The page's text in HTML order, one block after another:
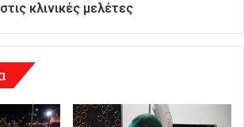
στις κλινικές μελέτες